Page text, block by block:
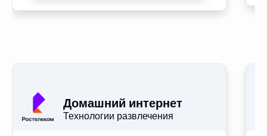
Домашний интернет
Технологии развлечения